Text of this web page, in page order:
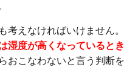
考えなければいけません
湿度が高くなっていると
おこなわないと言う判断